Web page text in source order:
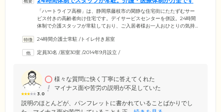
「ハートライフ高柳」は、静岡県藤枝市の閑静な住宅街にたたずむサー
ビス付きの高齢者向け住宅です。デイサービスセンターを併設。24時間
体制で介護スタッフが常駐しており、ご入居者様お一人おひとりの気持
しているほか、「すみや脳神経クリニック」など協力医療機関との連携
ラッグストア、飲食店、商業施設、病院がある、暮らしやすい環境で
24時間介護士常駐 /トイレ付き居室
定員30名 /居室30室 /2014年9月設立 /
3.0
様々な質問に快く丁寧に答えてくれた
マイナス面や苦労の説明が不足していた
説明のほとんどが、パンフレットに書かれていることばかりでし